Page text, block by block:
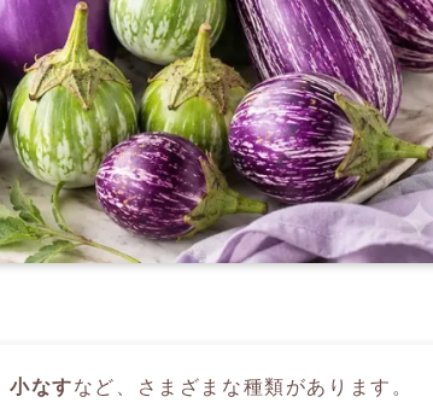
小なすなど、さまざまな種類があります。